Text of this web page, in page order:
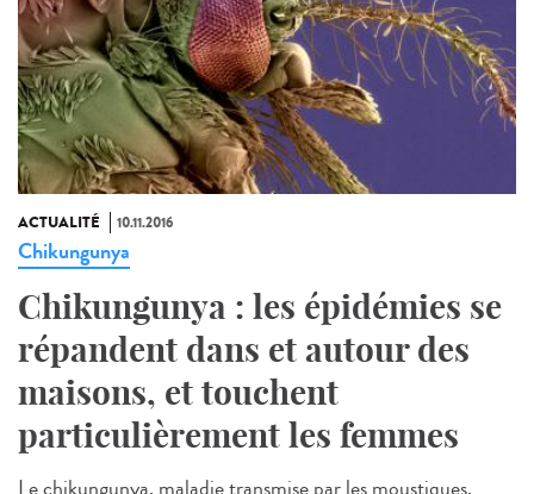
ACTUALITÉ 10.11.2016
Chikungunya
Chikungunya : les épidémies se
répandent dans et autour des
maisons, et touchent
particulièrement les femmes